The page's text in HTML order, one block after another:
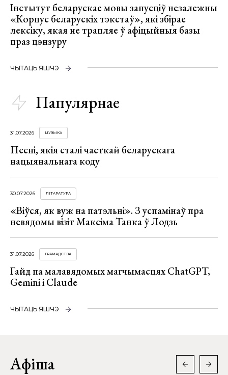
Інстытут беларускае мовы запусціў незалежны
«Корпус беларускіх тэкстаў», які збірае
лексіку, якая не трапляе ў афіцыйныя базы
праз цэнзуру
ЧЫТАЦЬ ЯШЧЭ
Папулярнае
31.07.2026 МУЗЫКА
Песні, якія сталі часткай беларускага
нацыянальнага коду
30.07.2026 ЛІТАРАТУРА
«Віўся, як вуж на патэльні». З успамінаў пра
невядомы візіт Максіма Танка ў Лодзь
31.07.2026 ГРАМАДСТВА
Гайд па малавядомых магчымасцях ChatGPT,
Gemini і Claude
ЧЫТАЦЬ ЯШЧЭ
Афіша